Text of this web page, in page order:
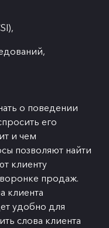
о поведении
его
и чем
позволяют найти
клиенту
продаж.
клиента
удобно для
слова клиента